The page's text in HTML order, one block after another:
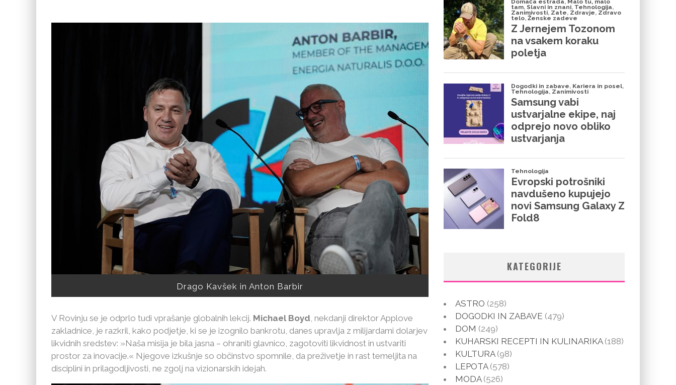
Drago Kavšek in Anton Barbir
V Rovinju se je odprlo tudi vprašanje globalnih lekcij. Michael Boyd , nekdanji direktor Applove
zakladnice, je razkril, kako podjetje, ki se je izognilo bankrotu, danes upravlja z milijardami dolarjev
likvidnih sredstev: »Naša misija je bila jasna – ohraniti glavnico, zagotoviti likvidnost in ustvariti
prostor za inovacije.« Njegove izkušnje so občinstvo spomnile, da preživetje in rast temeljita na
disciplini in prilagodljivosti, ne zgolj na vizionarskih idejah.
KATEGORIJE
ASTRO (258)
DOGODKI IN ZABAVE (479)
DOM (249)
KUHARSKI RECEPTI IN KULINARIKA(188)
KULTURA(98)
LEPOTA(578)
MODA(526)